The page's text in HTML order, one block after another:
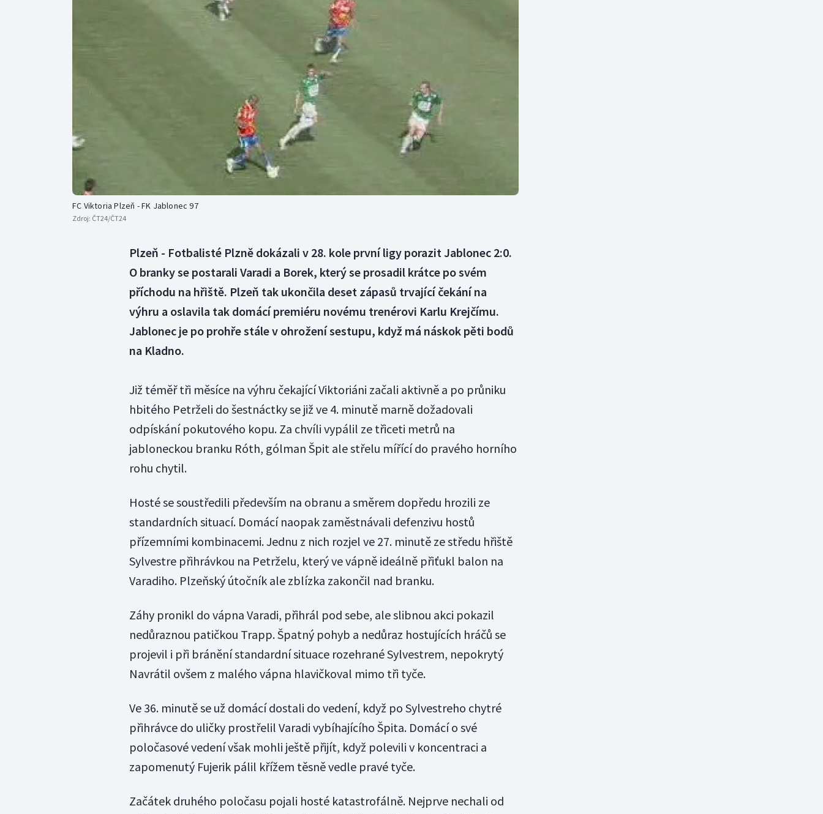
Curling
Gymnastika
Moderní pětiboj
Motorsport
Olympijské hry
Parasport
FC Viktoria Plzeň - FK Jablonec 97
Zdroj: ČT24/ČT24
Plzeň - Fotbalisté Plzně dokázali v 28. kole první ligy porazit Jablonec 2:0.
O branky se postarali Varadi a Borek, který se prosadil krátce po svém
příchodu na hřiště. Plzeň tak ukončila deset zápasů trvající čekání na
výhru a oslavila tak domácí premiéru novému trenérovi Karlu Krejčímu.
Jablonec je po prohře stále v ohrožení sestupu, když má náskok pěti bodů
na Kladno.
Již téměř tři měsíce na výhru čekající Viktoriáni začali aktivně a po průniku
hbitého Petrželi do šestnáctky se již ve 4. minutě marně dožadovali
odpískání pokutového kopu. Za chvíli vypálil ze třiceti metrů na
jabloneckou branku Róth, gólman Špit ale střelu mířící do pravého horního
rohu chytil.
Hosté se soustředili především na obranu a směrem dopředu hrozili ze
standardních situací. Domácí naopak zaměstnávali defenzivu hostů
přízemními kombinacemi. Jednu z nich rozjel ve 27. minutě ze středu hřiště
Sylvestre přihrávkou na Petrželu, který ve vápně ideálně přiťukl balon na
Varadiho. Plzeňský útočník ale zblízka zakončil nad branku.
Záhy pronikl do vápna Varadi, přihrál pod sebe, ale slibnou akci pokazil
nedůraznou patičkou Trapp. Špatný pohyb a nedůraz hostujících hráčů se
projevil i při bránění standardní situace rozehrané Sylvestrem, nepokrytý
Navrátil ovšem z malého vápna hlavičkoval mimo tři tyče.
Ve 36. minutě se už domácí dostali do vedení, když po Sylvestreho chytré
přihrávce do uličky prostřelil Varadi vybíhajícího Špita. Domácí o své
poločasové vedení však mohli ještě přijít, když polevili v koncentraci a
zapomenutý Fujerik pálil křížem těsně vedle pravé tyče.
Začátek druhého poločasu pojali hosté katastrofálně. Nejprve nechali od